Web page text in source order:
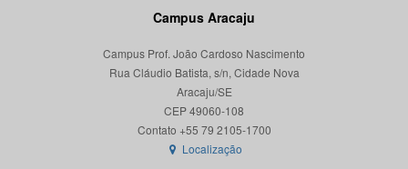
Campus Aracaju
Campus Prof. João Cardoso Nascimento
Rua Cláudio Batista, s/n, Cidade Nova
Aracaju/SE
CEP 49060-108
Localização